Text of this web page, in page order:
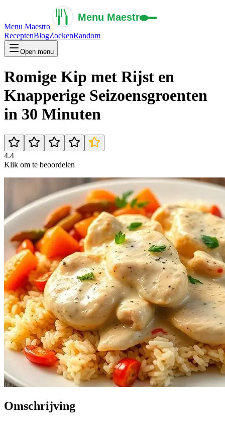
Menu Maestro
ReceptenBlogZoekenRandom
Open menu
Romige Kip met Rijst en
Knapperige Seizoensgroenten
in 30 Minuten
4.4
Klik om te beoordelen
Omschrijving